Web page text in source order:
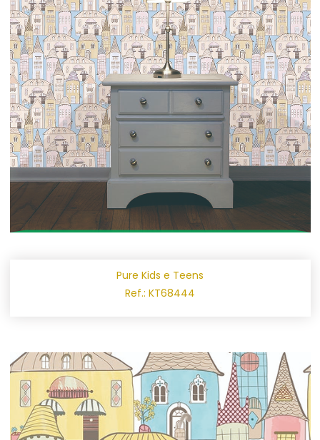
Pure Kids e Teens
Ref.: KT68444